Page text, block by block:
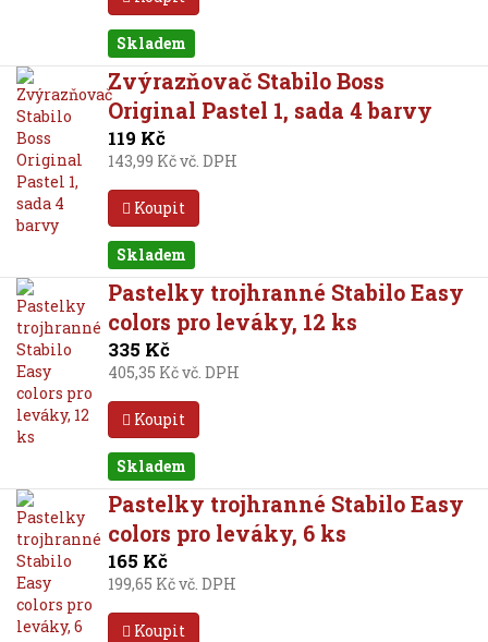
Skladem
Zvýrazňovač Stabilo Boss
Original Pastel 1, sada 4 barvy
119 Kč
143,99 Kč vč. DPH
Koupit
Skladem
Pastelky trojhranné Stabilo Easy
colors pro leváky, 12 ks
335 Kč
405,35 Kč vč. DPH
Koupit
Skladem
Pastelky trojhranné Stabilo Easy
colors pro leváky, 6 ks
165 Kč
199,65 Kč vč. DPH
Koupit